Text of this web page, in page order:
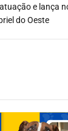
e lança
do Oeste